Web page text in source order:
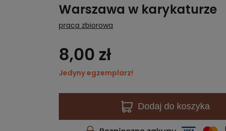
Warszawa w karykaturze
praca zbiorowa
8,00 zł
Jedyny egzemplarz!
Dodaj do koszyka